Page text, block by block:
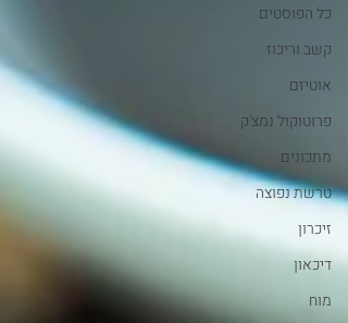
כל הפוסטים
קשב וריכוז
אוטיזם
פרוטוקול נמצ'ק
מתכונים
טרשת נפוצה
זיכרון
דיכאון
מוח